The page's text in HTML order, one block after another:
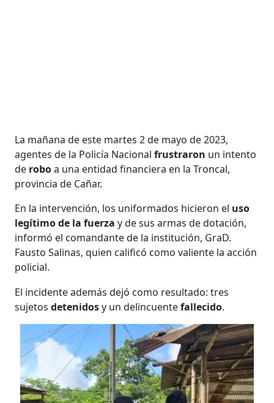
La mañana de este martes 2 de mayo de 2023,
agentes de la Policía Nacionalfrustraron un intento
de roboa una entidad financiera en la Troncal,
provincia de Cañar.
En la intervención, los uniformados hicieron el uso
legítimo de la fuerzay de sus armas de dotación,
informó el comandante de la institución, GraD.
Fausto Salinas, quien calificó como valiente la acción
policial.
El incidente además dejó como resultado: tres
sujetosdetenidosy un delincuentefallecido.